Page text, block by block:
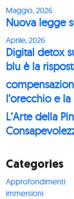
Maggio, 2026
Nuova legge
Aprile, 2026
Digital detox
blu è la
l’orecchio e
L’Arte della
Categories
Approfondimenti
immersioni